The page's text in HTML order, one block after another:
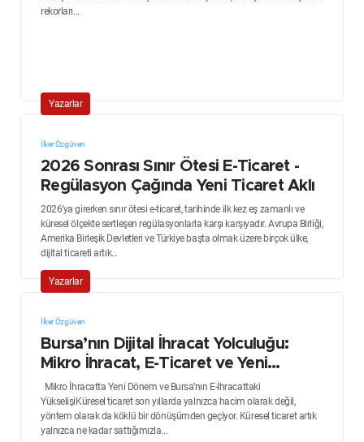
rekorları...
Yazarlar
İlker Özgüven
2026 Sonrası Sınır Ötesi E-Ticaret -
Regülasyon Çağında Yeni Ticaret Aklı
2026’ya girerken sınır ötesi e-ticaret, tarihinde ilk kez eş zamanlı ve
küresel ölçekte sertleşen regülasyonlarla karşı karşıyadır. Avrupa Birliği,
Amerika Birleşik Devletleri ve Türkiye başta olmak üzere birçok ülke,
dijital ticareti artık...
Yazarlar
İlker Özgüven
Bursa’nın Dijital İhracat Yolculuğu:
Mikro İhracat, E-Ticaret ve Yeni
Dönem
Mikro İhracatta Yeni Dönem ve Bursa’nın E-İhracattaki
YükselişiKüresel ticaret son yıllarda yalnızca hacim olarak değil,
yöntem olarak da köklü bir dönüşümden geçiyor. Küresel ticaret artık
yalnızca ne kadar sattığımızla...